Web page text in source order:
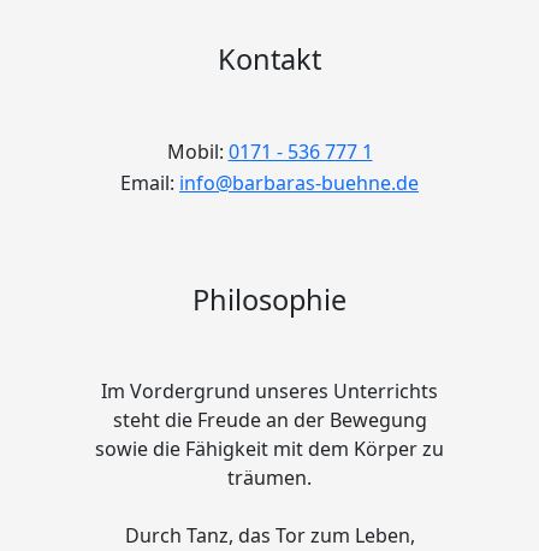
Kontakt
Mobil: 0171 - 536 777 1
Email: info@barbaras-buehne.de
Philosophie
Im Vordergrund unseres Unterrichts
steht die Freude an der Bewegung
sowie die Fähigkeit mit dem Körper zu
träumen.
Durch Tanz, das Tor zum Leben,